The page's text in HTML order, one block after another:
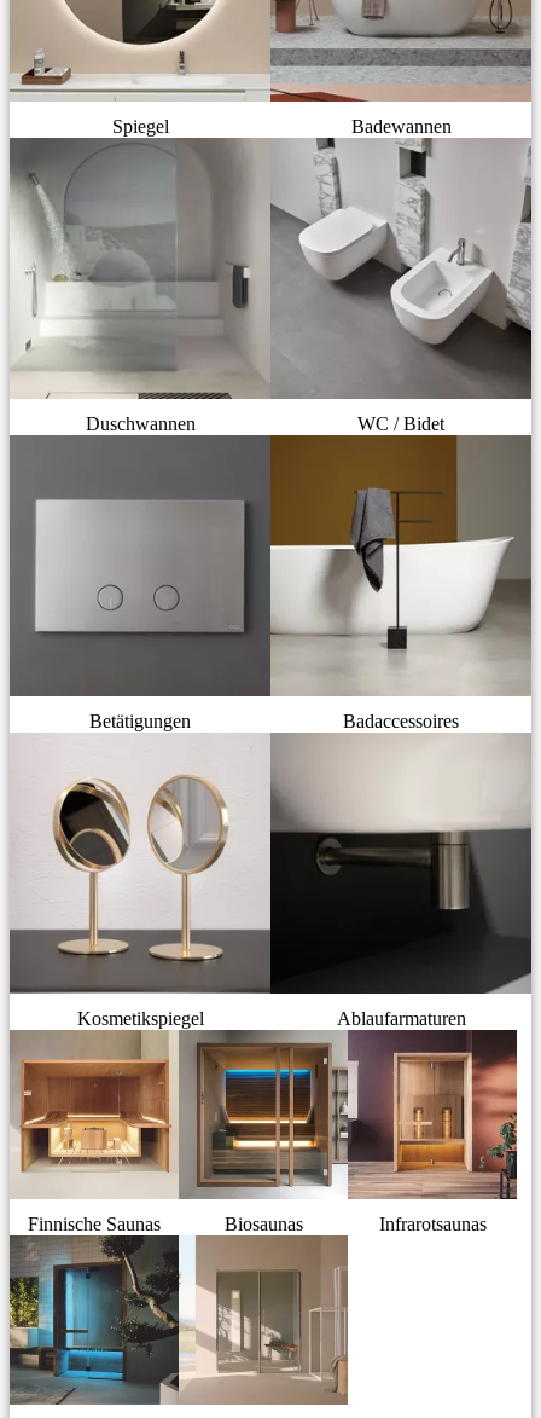
Spiegel Badewannen
Duschwannen WC / Bidet
Betätigungen Badaccessoires
Kosmetikspiegel Ablaufarmaturen
Finnische Saunas Biosaunas Infrarotsaunas